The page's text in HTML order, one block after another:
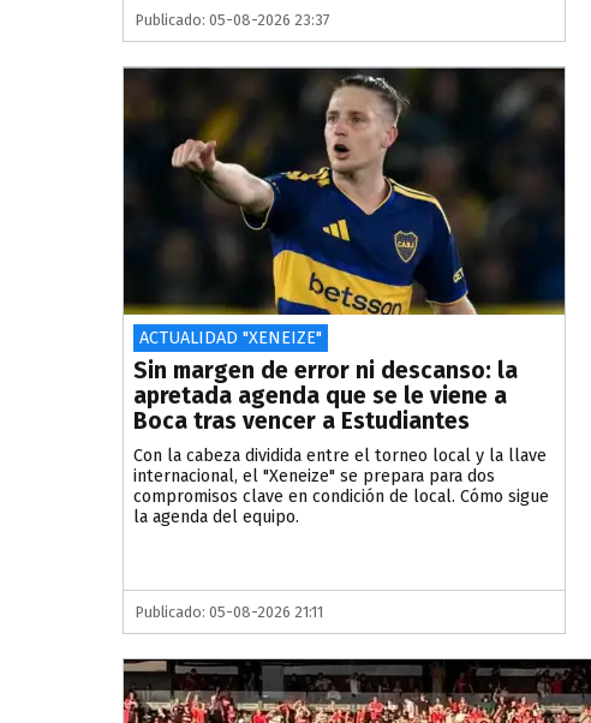
Publicado: 05-08-2026 23:37
ACTUALIDAD "XENEIZE"
Sin margen de error ni descanso: la
apretada agenda que se le viene a
Boca tras vencer a Estudiantes
Con la cabeza dividida entre el torneo local y la llave
internacional, el "Xeneize" se prepara para dos
compromisos clave en condición de local. Cómo sigue
la agenda del equipo.
Publicado: 05-08-2026 21:11